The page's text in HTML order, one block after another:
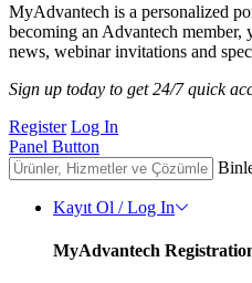
MyAdvantech is a personalized
becoming an Advantech member,
news, webinar invitations and
Sign up today to get 24/7 quick
Register Log In
Panel Button
Kayıt Ol / Log In
MyAdvantech